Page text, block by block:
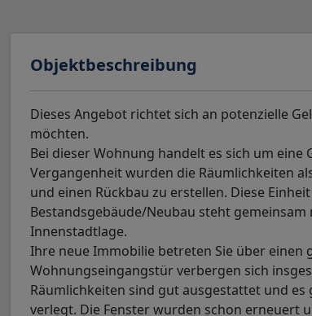
Objektbeschreibung
Dieses Angebot richtet sich an potenzielle
möchten.
Bei dieser Wohnung handelt es sich um
Vergangenheit wurden die Räumlichkeiten
und einen Rückbau zu erstellen. Diese
Bestandsgebäude/Neubau steht
Innenstadtlage.
Ihre neue Immobilie betreten Sie über
Wohnungseingangstür verbergen sich
Räumlichkeiten sind gut ausgestattet und
verlegt. Die Fenster wurden schon erneuert